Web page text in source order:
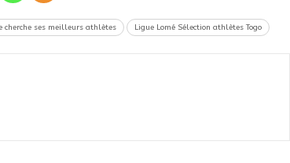
cherche ses meilleurs athlètes Ligue Lomé Sélection athlètes Togo